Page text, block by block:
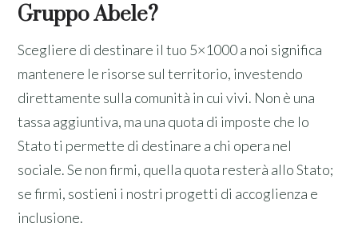
Gruppo Abele?
Scegliere di destinare il tuo 5×1000 a noi significa
mantenere le risorse sul territorio, investendo
direttamente sulla comunità in cui vivi. Non è una
tassa aggiuntiva, ma una quota di imposte che lo
Stato ti permette di destinare a chi opera nel
sociale. Se non firmi, quella quota resterà allo Stato;
se firmi, sostieni i nostri progetti di accoglienza e
inclusione.